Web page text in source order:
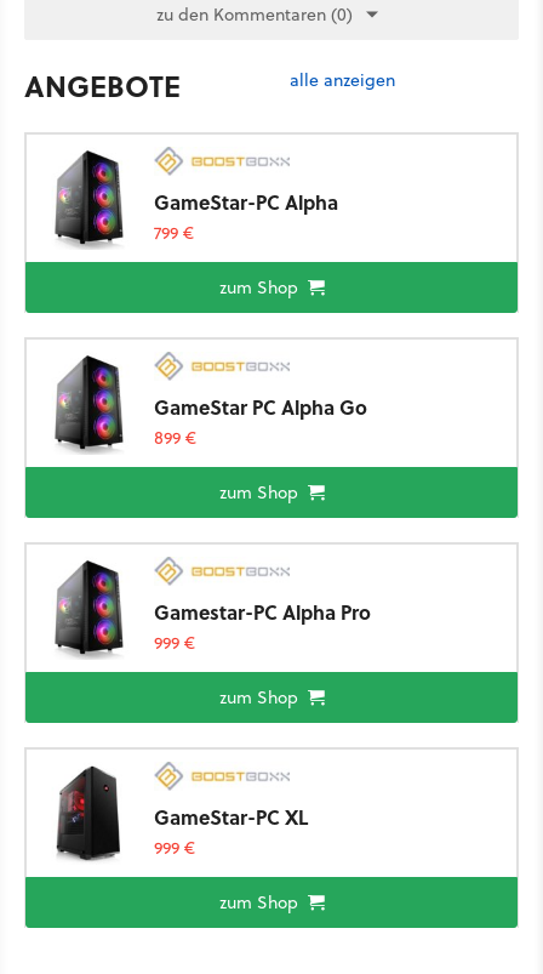
zu den Kommentaren (0)
ANGEBOTE alle anzeigen
GameStar-PC Alpha
799 €
zum Shop
GameStar PC Alpha Go
899 €
zum Shop
Gamestar-PC Alpha Pro
999 €
zum Shop
GameStar-PC XL
999 €
zum Shop